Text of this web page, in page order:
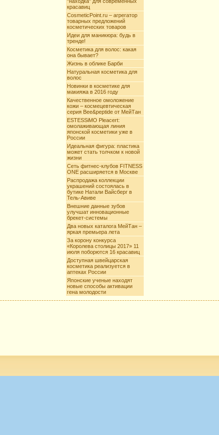
красавиц
CosmeticPoint.ru – агрегатор
товарных предложений
косметических товаров
Идеи для маникюра: будь в
тренде!
Косметика для волос: какая
она бывает?
Жизнь в облике Барби
Натуральная косметика для
волос
Новинки в косметике для
макияжа в 2016 году
Качественное омоложение
кожи – космецевтическая
серия Bee&peptide от МейТан
ESTESSiMO Pleacert:
омолаживающая линия
японской косметики уже в
России
Идеальная фигура: пластика
может стать толчком к новой
жизни
Сеть фитнес-клубов FITNESS
ONE расширяется в Москве
Распродажа коллекции
украшений состоялась в
бутике Натали Вайсберг в
Тель-Авиве
Внешние данные зубов
улучшат инновационные
брекет-системы
Два новых каталога МейТан –
яркая премьера лета
За корону конкурса
«Королева столицы 2017» 11
июля поборются 16 красавиц
Доступная швейцарская
косметика реализуется в
аптеках России
Японские ученые находят
новые способы активации
гена молодости